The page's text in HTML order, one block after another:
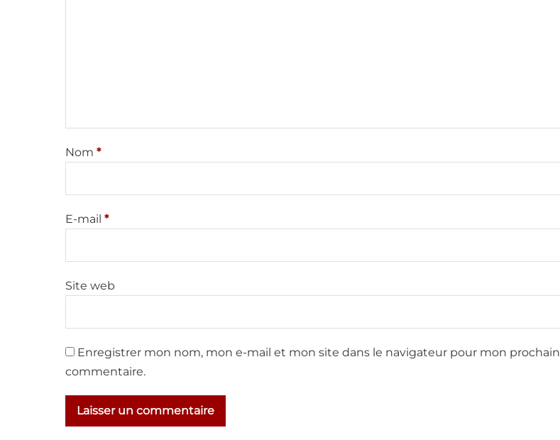
Nom *
E-mail *
Site web
Enregistrer mon nom, mon e-mail et mon site dans le navigateur pour mon prochain
commentaire.